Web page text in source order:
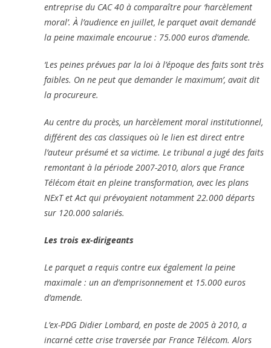
entreprise du CAC 40 à comparaître pour ‘harcèlement
moral’. À l’audience en juillet, le parquet avait demandé
la peine maximale encourue : 75.000 euros d’amende.
‘Les peines prévues par la loi à l’époque des faits sont très
faibles. On ne peut que demander le maximum’, avait dit
la procureure.
Au centre du procès, un harcèlement moral institutionnel,
différent des cas classiques où le lien est direct entre
l’auteur présumé et sa victime. Le tribunal a jugé des faits
remontant à la période 2007-2010, alors que France
Télécom était en pleine transformation, avec les plans
NExT et Act qui prévoyaient notamment 22.000 départs
sur 120.000 salariés.
Les trois ex-dirigeants
Le parquet a requis contre eux également la peine
maximale : un an d’emprisonnement et 15.000 euros
d’amende.
L’ex-PDG Didier Lombard, en poste de 2005 à 2010, a
incarné cette crise traversée par France Télécom. Alors